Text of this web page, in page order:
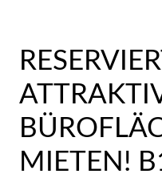
MIETEN!